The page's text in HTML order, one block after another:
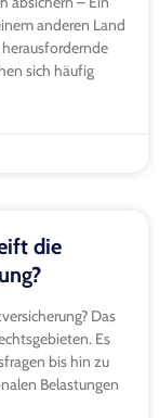
anderen Land
sich häufig
die
Das
Es
bis hin zu
Belastungen